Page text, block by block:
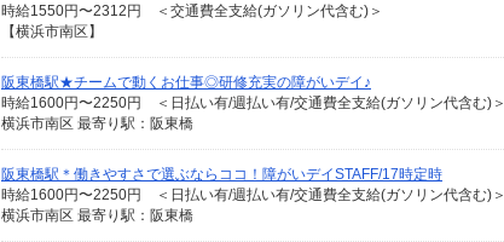
時給1550円〜2312円 ＜交通費全支給(ガソリン代含む)＞
【横浜市南区】
阪東橋駅★チームで動くお仕事◎研修充実の障がいデイ♪
時給1600円〜2250円 ＜日払い有/週払い有/交通費全支給(ガソリン代含む)＞
横浜市南区 最寄り駅：阪東橋
阪東橋駅＊働きやすさで選ぶならココ！障がいデイSTAFF/17時定時
時給1600円〜2250円 ＜日払い有/週払い有/交通費全支給(ガソリン代含む)＞
横浜市南区 最寄り駅：阪東橋